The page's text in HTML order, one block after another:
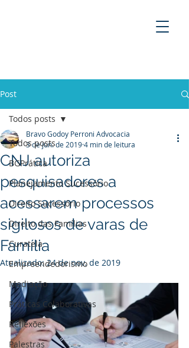
Post
Todos posts
BGPrática
Planejamento Sucessório
Direito Sucessório
Direito das Famílias
Curatela
Empreendedorismo
Mediaçāo
Práticas Colaborativas
Reflexões
Palestras
Todos posts
CNJ autoriza
pesquisadores a
acessarem processos
sigilosos de varas de
Família
Bravo Godoy Perroni Advocacia
3 de jun. de 20194 min de leitura
Atualizado:24 de nov. de 2019